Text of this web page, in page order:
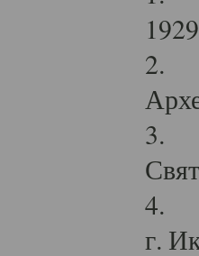
2.
3.
4.
г.